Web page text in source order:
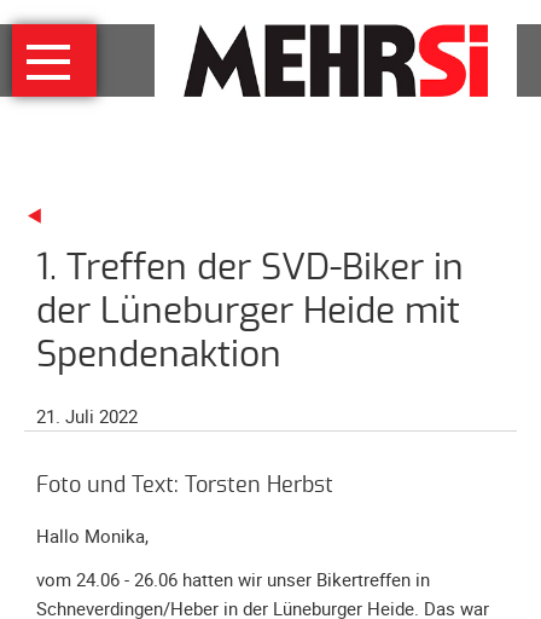
Navigation
überspringen
MEHRSi
Wer
Ziel
Strategie
Schirmherrschaft
für
Spendenkonto
Förderer
werden
1. Treffen der SVD-Biker in
der Lüneburger Heide mit
Spendenaktion
21. Juli 2022
Foto und Text: Torsten Herbst
Hallo Monika,
vom 24.06 - 26.06 hatten wir unser Bikertreffen in
Schneverdingen/Heber in der Lüneburger Heide. Das war